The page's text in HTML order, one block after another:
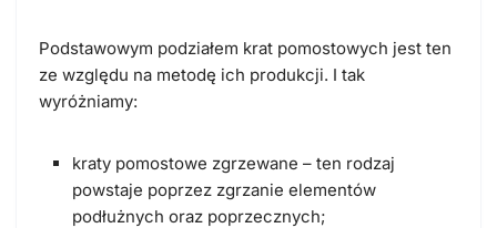
Podstawowym podziałem krat pomostowych jest ten
ze względu na metodę ich produkcji. I tak
wyróżniamy:
kraty pomostowe zgrzewane – ten rodzaj
powstaje poprzez zgrzanie elementów
podłużnych oraz poprzecznych;